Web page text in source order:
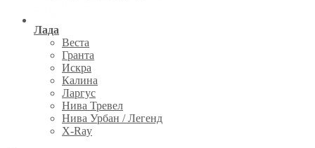
Лада
Веста
Гранта
Искра
Калина
Ларгус
Нива Тревел
Нива Урбан / Легенд
X-Ray